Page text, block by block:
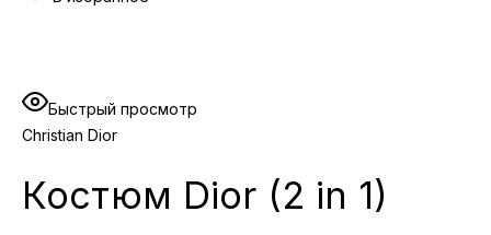
Быстрый просмотр
Christian Dior
Костюм Dior (2 in 1)